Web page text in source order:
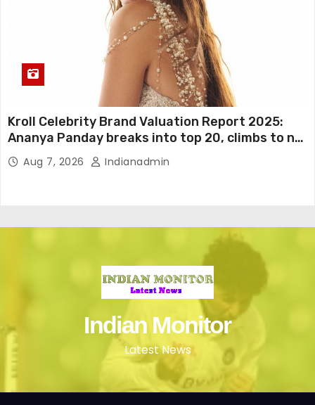
Kroll Celebrity Brand Valuation Report 2025:
Ananya Panday breaks into top 20, climbs to no
19 Aug 7, 2026 Indianadmin
Indian Monitor
Latest News